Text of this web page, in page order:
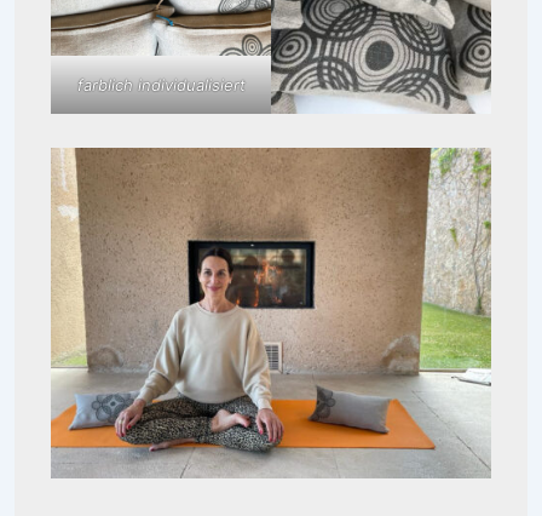
farblich individualisiert